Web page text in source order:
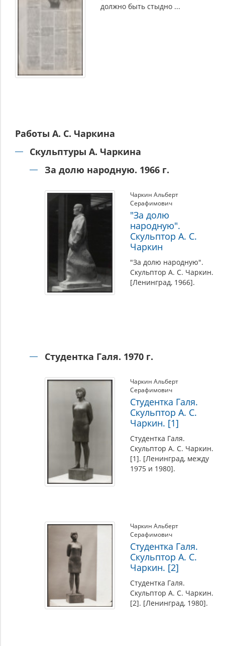
должно быть стыдно ...
Работы А. С. Чаркина
Скульптуры А. Чаркина
За долю народную. 1966 г.
Чаркин Альберт
Серафимович
"За долю
народную".
Скульптор А. С.
Чаркин
"За долю народную".
Скульптор А. С. Чаркин.
[Ленинград, 1966].
Студентка Галя. 1970 г.
Чаркин Альберт
Серафимович
Студентка Галя.
Скульптор А. С.
Чаркин. [1]
Студентка Галя.
Скульптор А. С. Чаркин.
[1]. [Ленинград, между
1975 и 1980].
Чаркин Альберт
Серафимович
Студентка Галя.
Скульптор А. С.
Чаркин. [2]
Студентка Галя.
Скульптор А. С. Чаркин.
[2]. [Ленинград, 1980].